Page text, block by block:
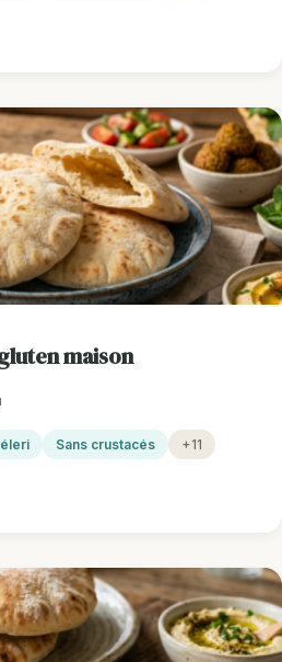
maison
Sans crustacés +11